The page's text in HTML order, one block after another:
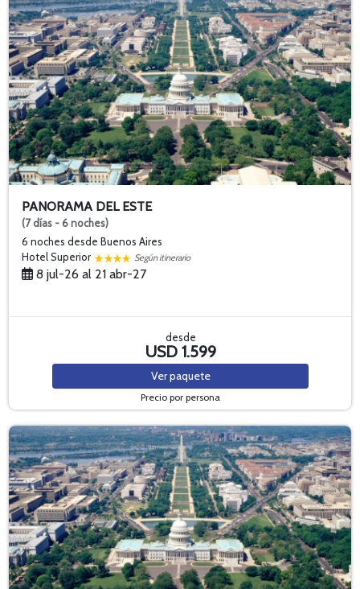
PANORAMA DEL ESTE
(7 días - 6 noches)
6 nochesdesde Buenos Aires
Hotel Superior
Según itinerario
8 jul-26 al 21 abr-27
desde
USD 1.599
Verpaquete
Precio por persona